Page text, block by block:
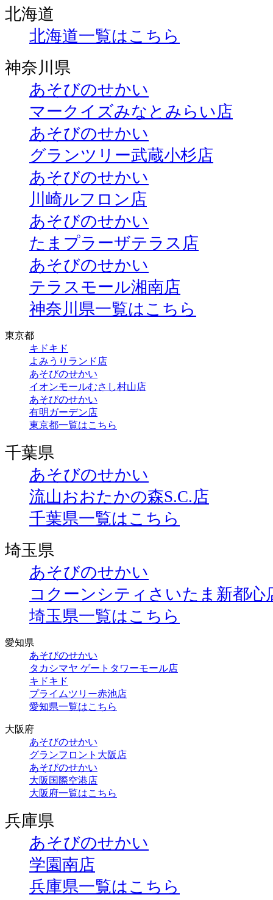
北海道
北海道一覧はこちら
神奈川県
あそびのせかい
マークイズみなとみらい店
あそびのせかい
グランツリー武蔵小杉店
あそびのせかい
川崎ルフロン店
あそびのせかい
たまプラーザテラス店
あそびのせかい
テラスモール湘南店
神奈川県一覧はこちら
東京都
キドキド
よみうりランド店
あそびのせかい
イオンモールむさし村山店
あそびのせかい
有明ガーデン店
東京都一覧はこちら
千葉県
あそびのせかい
流山おおたかの森S.C.店
千葉県一覧はこちら
埼玉県
あそびのせかい
コクーンシティさいたま新都心
埼玉県一覧はこちら
愛知県
あそびのせかい
タカシマヤ ゲートタワーモール店
キドキド
プライムツリー赤池店
愛知県一覧はこちら
大阪府
あそびのせかい
グランフロント大阪店
あそびのせかい
大阪国際空港店
大阪府一覧はこちら
兵庫県
あそびのせかい
学園南店
兵庫県一覧はこちら